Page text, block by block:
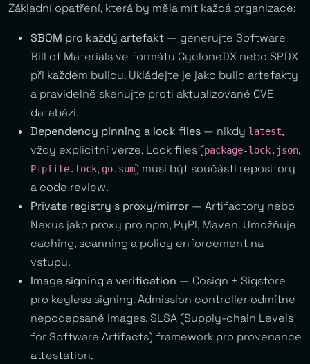
Základní opatření, která by měla mít každá organizace:
SBOM pro každý artefakt — generujte Software
Bill of Materials ve formátu CycloneDX nebo SPDX
při každém buildu. Ukládejte je jako build artefakty
a pravidelně skenujte proti aktualizované CVE
databázi.
Dependency pinning a lock files — nikdy latest,
vždy explicitní verze. Lock files (package-lock.json,
Pipfile.lock, go.sum) musí být součástí repository
a code review.
Private registry s proxy/mirror — Artifactory nebo
Nexus jako proxy pro npm, PyPI, Maven. Umožňuje
caching, scanning a policy enforcement na
vstupu.
Image signing a verification — Cosign + Sigstore
pro keyless signing. Admission controller odmítne
nepodepsané images. SLSA (Supply-chain Levels
for Software Artifacts) framework pro provenance
attestation.